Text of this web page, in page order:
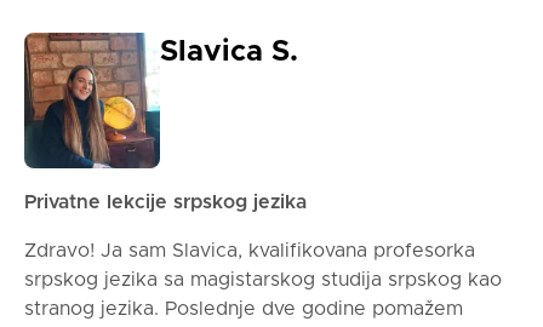
Slavica S.
Privatne lekcije srpskog jezika
Zdravo! Ja sam Slavica, kvalifikovana profesorka
srpskog jezika sa magistarskog studija srpskog kao
stranog jezika. Poslednje dve godine pomažem